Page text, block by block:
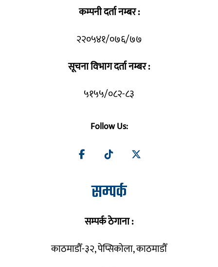
कम्पनी दर्ता नम्बर :
२२०५४१/०७६/७७
सूचना विभाग दर्ता नम्बर :
५१५५/०८२-८३
Follow Us:
सम्पर्क
सम्पर्क ठेगाना :
काठमाडौँ-३२, पेप्सिकोला, काठमाडौँ